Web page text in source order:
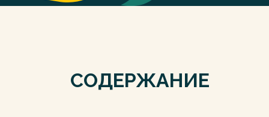
СОДЕРЖАНИЕ